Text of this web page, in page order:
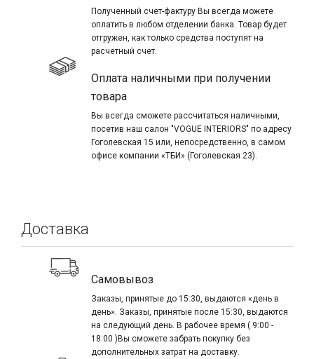
Полученный счет-фактуру Вы всегда можете
оплатить в любом отделении банка. Товар будет
отгружен, как только средства поступят на
расчетный счет.
Оплата наличными при получении
товара
Вы всегда сможете рассчитаться наличными,
посетив наш салон "VOGUE INTERIORS" по адресу
Гоголевская 15 или, непосредственно, в самом
офисе компании «ТБИ» (Гоголевская 23).
Доставка
Самовывоз
Заказы, принятые до 15:30, выдаются «день в
день». Заказы, принятые после 15:30, выдаются
на следующий день. В рабочее время ( 9:00 -
18:00 )Вы сможете забрать покупку без
дополнительных затрат на доставку.